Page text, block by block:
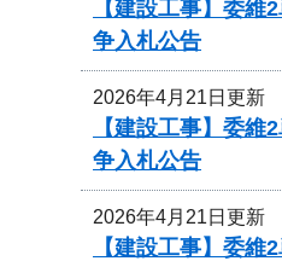
【建設工事】委
争入札公告
2026年4月21日更新
【建設工事】委
争入札公告
2026年4月21日更新
【建設工事】委